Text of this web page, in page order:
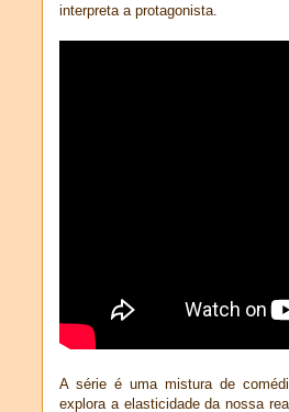
interpreta a protagonista.
A série é uma mistura de
explora a elasticidade da nossa